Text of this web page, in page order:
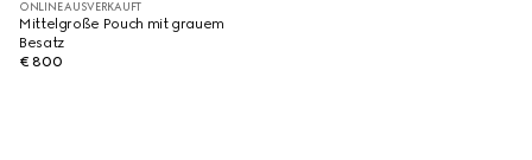
ONLINE AUSVERKAUFT
Mittelgroße Pouch mit grauem
Besatz
€ 800